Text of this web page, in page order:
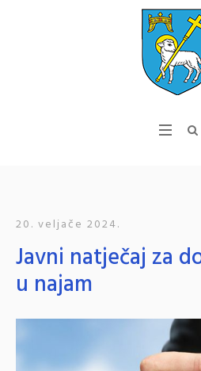
20. veljače 2024.
Javni natječaj za
u najam